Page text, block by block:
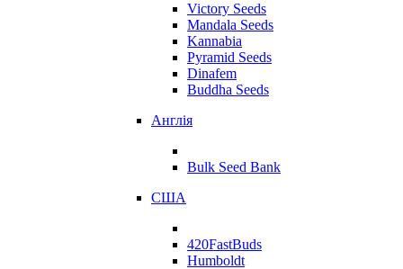
Victory Seeds
Mandala Seeds
Kannabia
Pyramid Seeds
Dinafem
Buddha Seeds
Англія
Bulk Seed Bank
США
420FastBuds
Humboldt